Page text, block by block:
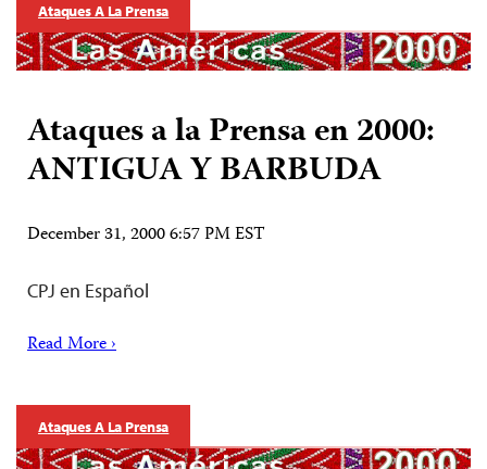
Ataques A La Prensa
Ataques a la Prensa en 2000:
ANTIGUA Y BARBUDA
December 31, 2000 6:57 PM EST
CPJ en Español
Read More ›
Ataques A La Prensa